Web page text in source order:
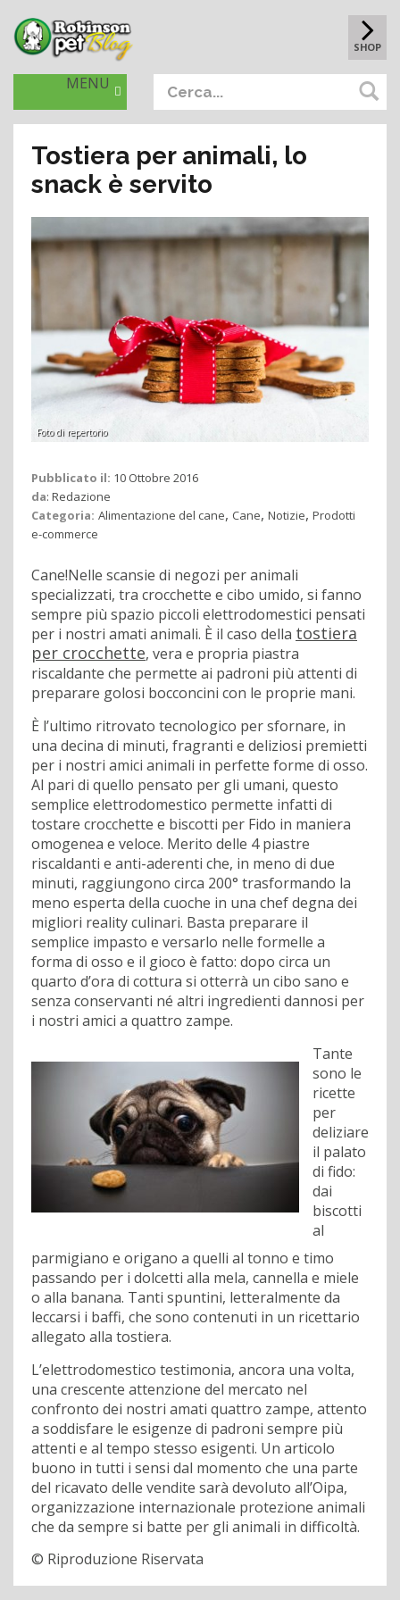
SHOP
MENU
Tostiera per animali, lo
snack è servito
Foto di repertorio
Pubblicato il: 10 Ottobre 2016
da: Redazione
Categoria: Alimentazione del cane, Cane, Notizie, Prodotti
e-commerce
Cane!Nelle scansie di negozi per animali
specializzati, tra crocchette e cibo umido, si fanno
sempre più spazio piccoli elettrodomestici pensati
per i nostri amati animali. È il caso della tostiera
per crocchette, vera e propria piastra
riscaldante che permette ai padroni più attenti di
preparare golosi bocconcini con le proprie mani.
È l’ultimo ritrovato tecnologico per sfornare, in
una decina di minuti, fragranti e deliziosi premietti
per i nostri amici animali in perfette forme di osso.
Al pari di quello pensato per gli umani, questo
semplice elettrodomestico permette infatti di
tostare crocchette e biscotti per Fido in maniera
omogenea e veloce. Merito delle 4 piastre
riscaldanti e anti-aderenti che, in meno di due
minuti, raggiungono circa 200° trasformando la
meno esperta della cuoche in una chef degna dei
migliori reality culinari. Basta preparare il
semplice impasto e versarlo nelle formelle a
forma di osso e il gioco è fatto: dopo circa un
quarto d’ora di cottura si otterrà un cibo sano e
senza conservanti né altri ingredienti dannosi per
i nostri amici a quattro zampe.
Tante
sono le
ricette
per
deliziare
il palato
di fido:
dai
biscotti
al
parmigiano e origano a quelli al tonno e timo
passando per i dolcetti alla mela, cannella e miele
o alla banana. Tanti spuntini, letteralmente da
leccarsi i baffi, che sono contenuti in un ricettario
allegato alla tostiera.
L’elettrodomestico testimonia, ancora una volta,
una crescente attenzione del mercato nel
confronto dei nostri amati quattro zampe, attento
a soddisfare le esigenze di padroni sempre più
attenti e al tempo stesso esigenti. Un articolo
buono in tutti i sensi dal momento che una parte
del ricavato delle vendite sarà devoluto all’Oipa,
organizzazione internazionale protezione animali
che da sempre si batte per gli animali in difficoltà.
© Riproduzione Riservata